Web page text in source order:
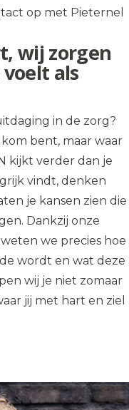
op met Pieternel
wij zorgen
als
in de zorg?
bent, maar waar
kijkt verder dan je
vindt, denken
je kansen zien die
Dankzij onze
we precies hoe
wordt en wat deze
wij je niet zomaar
jij met hart en ziel